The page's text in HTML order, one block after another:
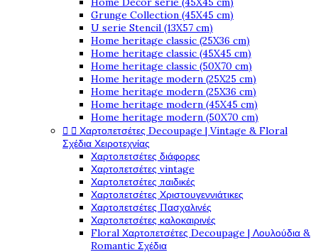
Grunge Collection (45X45 cm)
U serie Stencil (13X57 cm)
Home heritage classic (25X36 cm)
Home heritage classic (45X45 cm)
Home heritage classic (50X70 cm)
Home heritage modern (25X25 cm)
Home heritage modern (25X36 cm)
Home heritage modern (45X45 cm)
Home heritage modern (50X70 cm)
  Χαρτοπετσέτες Decoupage | Vintage & Floral
Σχέδια Χειροτεχνίας
Χαρτοπετσέτες διάφορες
Χαρτοπετσέτες vintage
Χαρτοπετσέτες παιδικές
Χαρτοπετσέτες Χριστουγεννιάτικες
Χαρτοπετσέτες Πασχαλινές
Χαρτοπετσέτες καλοκαιρινές
Floral Χαρτοπετσέτες Decoupage | Λουλούδια &
Romantic Σχέδια